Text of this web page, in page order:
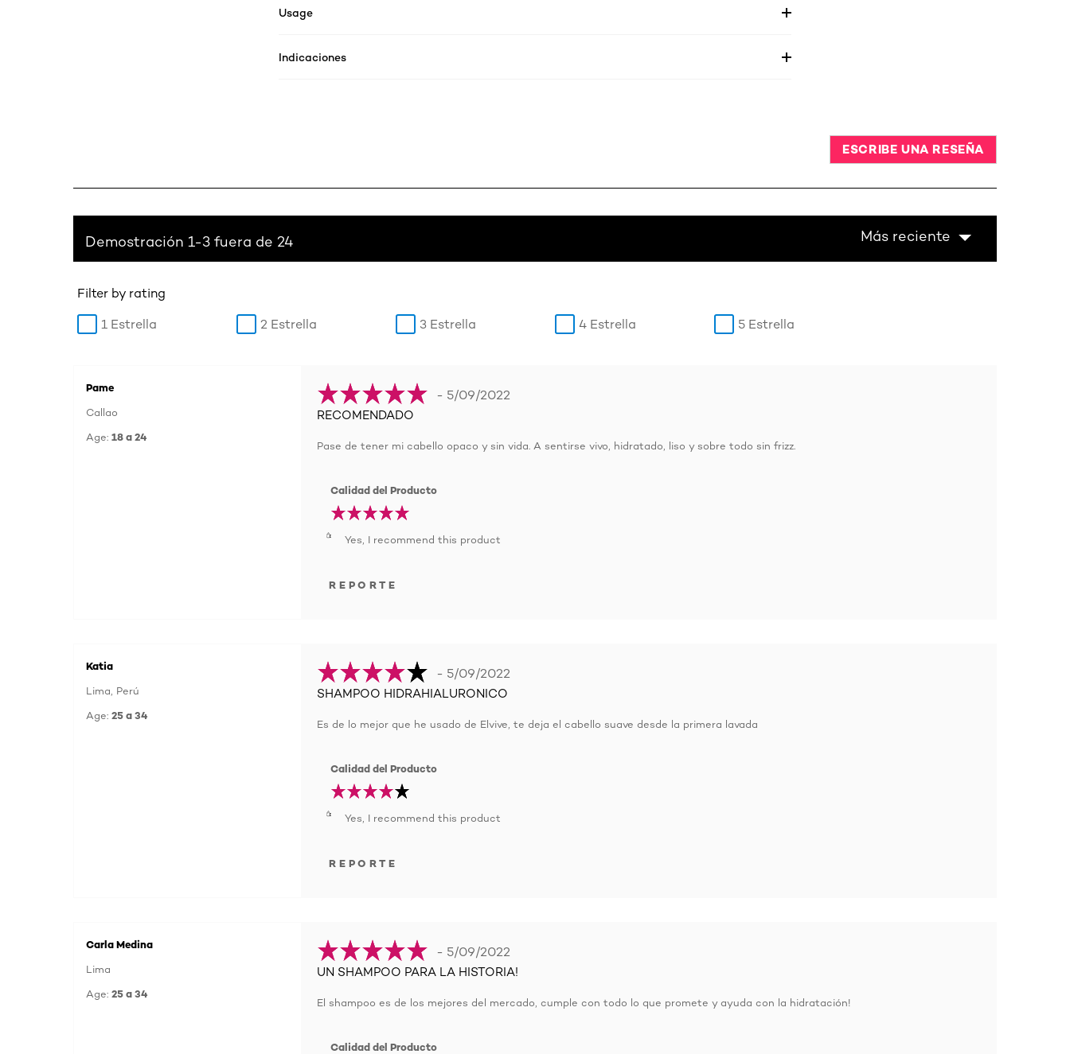
Usage
Indicaciones
ESCRIBE UNA RESEÑA
Demostración 1-3 fuera de 24 Más reciente
Filter by rating
1 Estrella 2 Estrella 3 Estrella 4 Estrella 5 Estrella
Pame
Callao
Age: 18 a 24
- 5/09/2022
RECOMENDADO
Pase de tener mi cabello opaco y sin vida. A sentirse vivo, hidratado, liso y sobre todo sin frizz.
Calidad del Producto
Yes, I recommend this product
REPORTE
Katia
Lima, Perú
Age: 25 a 34
- 5/09/2022
SHAMPOO HIDRAHIALURONICO
Es de lo mejor que he usado de Elvive, te deja el cabello suave desde la primera lavada
Calidad del Producto
Yes, I recommend this product
REPORTE
Carla Medina
Lima
Age: 25 a 34
- 5/09/2022
UN SHAMPOO PARA LA HISTORIA!
El shampoo es de los mejores del mercado, cumple con todo lo que promete y ayuda con la hidratación!
Calidad del Producto